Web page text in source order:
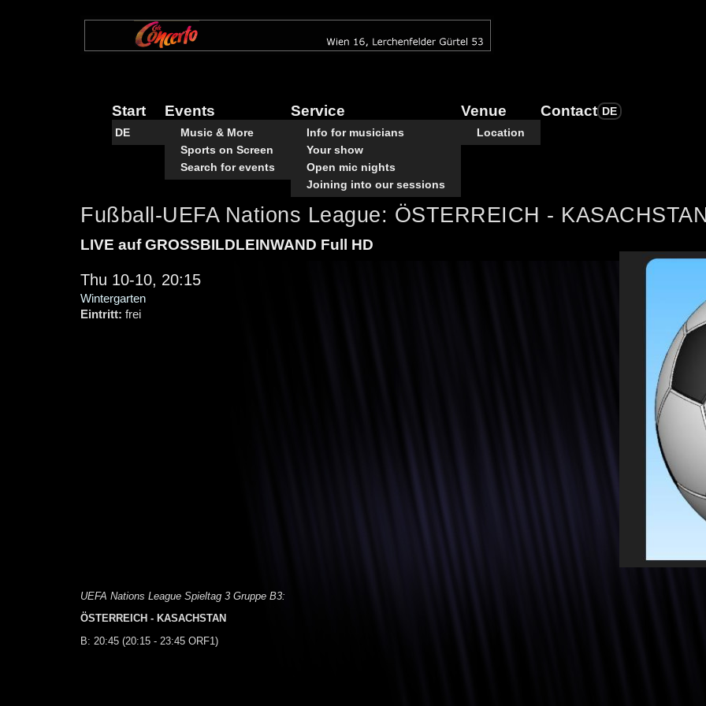
Start
DE
Events
Music & More
Sports on Screen
Search for events
Service
Info for musicians
Your show
Open mic nights
Joining into our sessions
Venue
Location
Contact DE
Fußball-UEFA Nations League: ÖSTERREICH -
LIVE auf GROSSBILDLEINWAND Full HD
Thu 10-10, 20:15
Wintergarten
Eintritt: frei
UEFA Nations League Spieltag 3 Gruppe B3:
ÖSTERREICH - KASACHSTAN
B: 20:45 (20:15 - 23:45 ORF1)